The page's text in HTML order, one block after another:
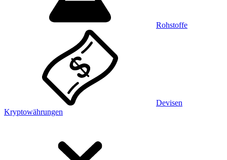
Rohstoffe
Devisen
Kryptowährungen